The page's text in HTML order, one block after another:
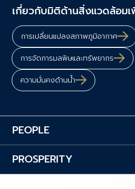
เกี่ยวกับมิติด้านสิ่งแวดล้อมเ
การเปลี่ยนแปลงสภาพภูมิอากาศ
การจัดการมลพิษและทรัพยากร
ความมั่นคงด้านน้ำ
PEOPLE
PROSPERITY